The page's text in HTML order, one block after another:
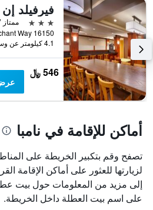
3 نجوم
ممتاز 8.7
4.1 كيلومتر عن وسط المدينة
546 ﷼
أماكن للإقامة في نامبا
تصفح وقم بتكبير الخريطة على
لزيارتها للعثور على أماكن الإقامة
إلى مزيد من المعلومات حول بيت
على اسم بيت العطلة داخل الخريطة.